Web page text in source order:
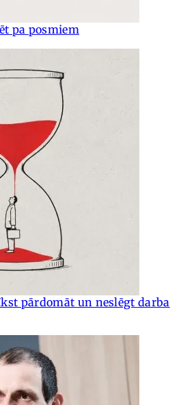
pa posmiem
pārdomāt un neslēgt darba